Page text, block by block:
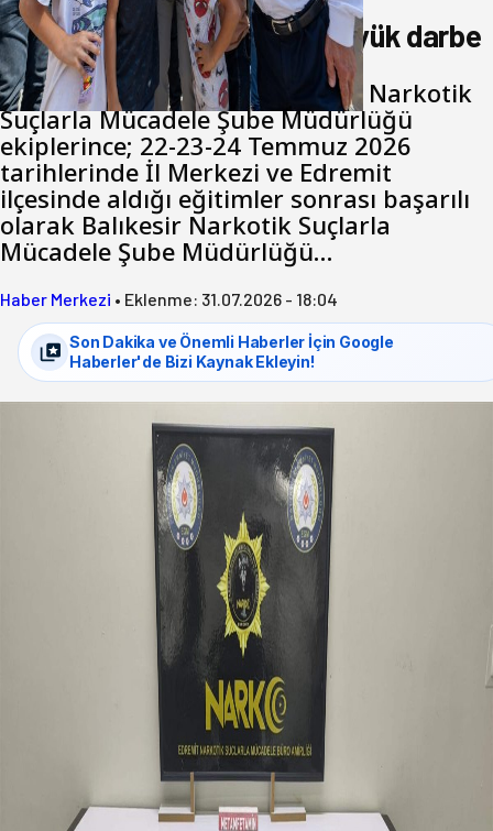
Balıkesir’de uyuşturucuya büyük darbe
Balıkesir İl Emniyet Müdürlüğü Narkotik
Suçlarla Mücadele Şube Müdürlüğü
ekiplerince; 22-23-24 Temmuz 2026
tarihlerinde İl Merkezi ve Edremit
ilçesinde aldığı eğitimler sonrası başarılı
olarak Balıkesir Narkotik Suçlarla
Mücadele Şube Müdürlüğü…
Haber Merkezi • Eklenme: 31.07.2026 - 18:04
Son Dakika ve Önemli Haberler İçin Google
Haberler'de Bizi Kaynak Ekleyin!